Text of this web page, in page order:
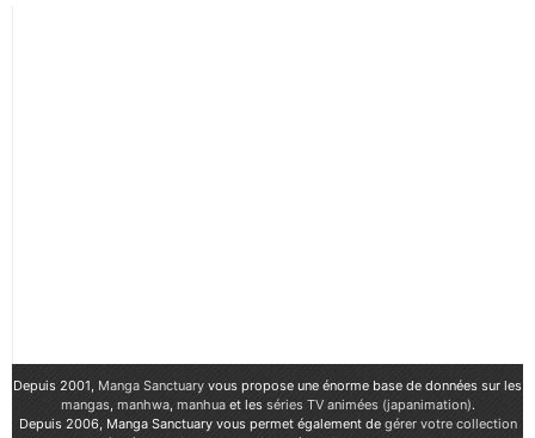
Depuis 2001, Manga Sanctuary vous propose une énorme base de données sur les
mangas, manhwa, manhuaet les séries TV animées (japanimation).
Depuis 2006, Manga Sanctuary vous permet également de gérer votre collection